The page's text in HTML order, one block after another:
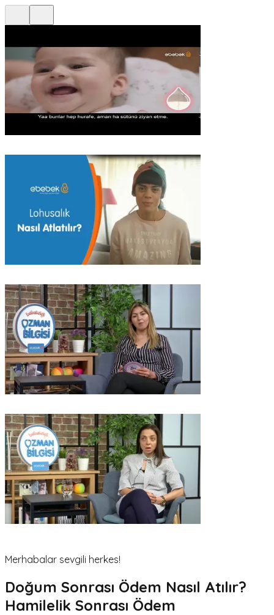
Merhabalar sevgili herkes!
Doğum Sonrası Ödem Nasıl Atılır?
Hamilelik Sonrası Ödem